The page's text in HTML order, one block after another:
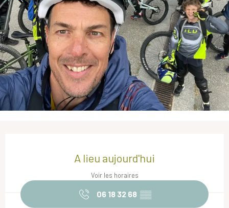
A lieu aujourd'hui
Voir les horaires
06 18 32 68 ▒▒